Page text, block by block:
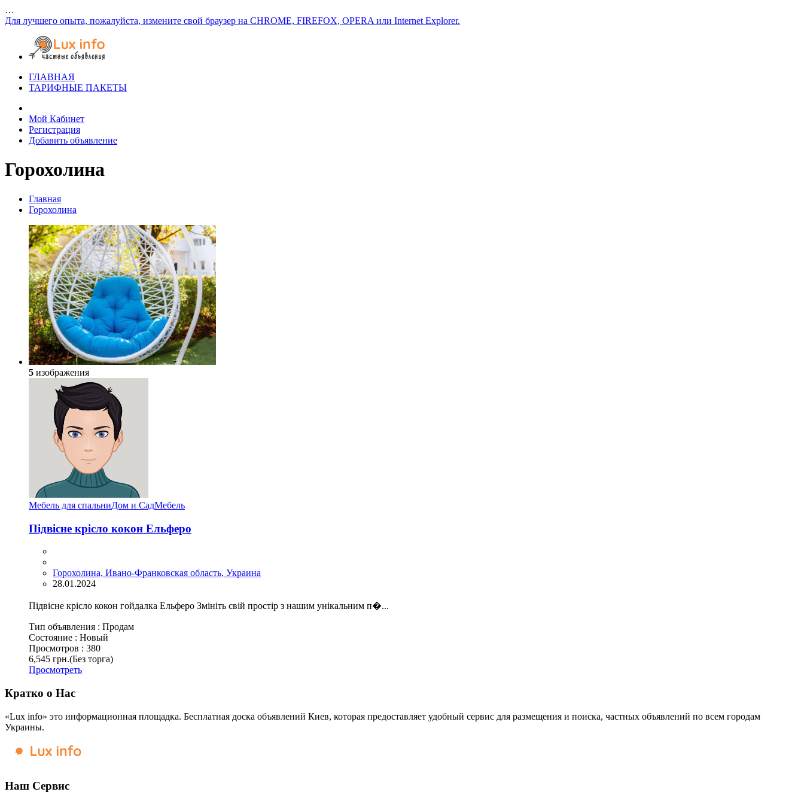
…
Для лучшего опыта, пожалуйста, измените свой браузер на CHROME, FIREFOX, OPERA или Internet Explorer.
ГЛАВНАЯ
ТАРИФНЫЕ ПАКЕТЫ
Мой Кабинет
Регистрация
Добавить объявление
Горохолина
Главная
Горохолина
5 изображения
Мебель для спальниДом и СадМебель
Підвісне крісло кокон Ельферо
Горохолина, Ивано-Франковская область, Украина
28.01.2024
Підвісне крісло кокон гойдалка Ельферо Змініть свій простір з нашим унікальним п�...
Тип объявления : Продам
Состояние : Новый
Просмотров : 380
6,545 грн.(Без торга)
Просмотреть
Кратко о Нас
«Lux info» это информационная площадка. Бесплатная доска объявлений Киев, которая предоставляет удобный сервис для размещения и поиска, частных объявлений по всем городам
Украины.
Наш Сервис